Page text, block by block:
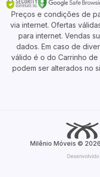
Preços e condições de
via internet. Ofertas
para internet. Vendas
dados. Em caso de
válido é o do Carrinho de
podem ser alterados no
Milênio Móveis ©